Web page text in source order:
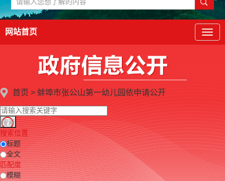
网站首页
首页 > 蚌埠市张公山第一幼儿园依申请公开
搜索位置
标题
全文
匹配度
模糊